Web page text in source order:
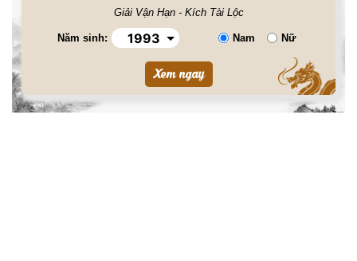
Giải Vận Hạn - Kích Tài Lộc
Năm sinh: Nam Nữ